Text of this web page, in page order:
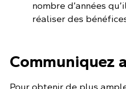
nombre d’années
réaliser des
Communiquez
Pour obtenir de plus